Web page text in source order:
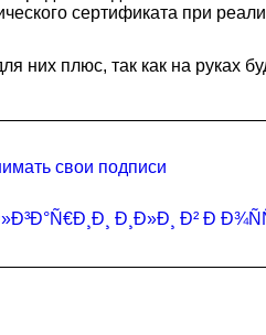
сертификата при
них плюс, так как на руках
свои подписи
Ð¸Ð»Ð¸ Ð² Ð